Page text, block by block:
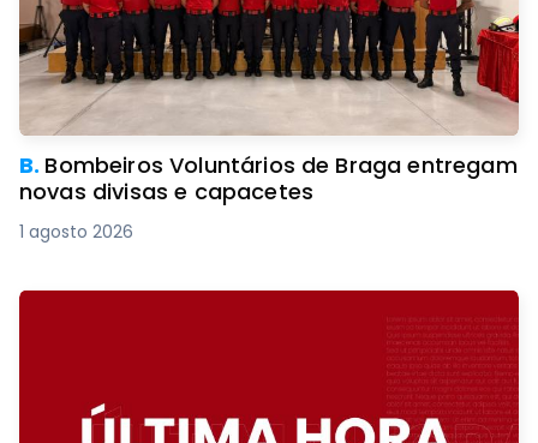
B. Bombeiros Voluntários de Braga entregam
novas divisas e capacetes
1 agosto 2026